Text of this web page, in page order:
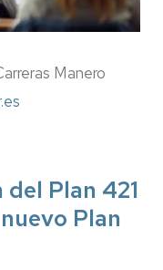
Manero
Plan 421
Plan